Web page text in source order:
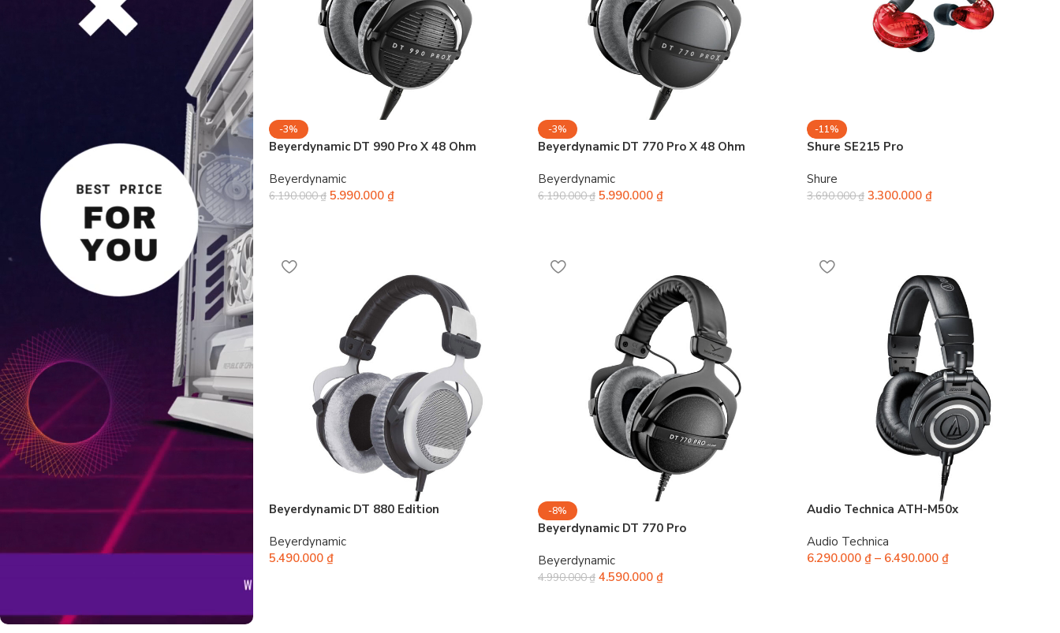
-3%
Beyerdynamic DT 990 Pro X 48 Ohm
Beyerdynamic
6.190.000₫ 5.990.000 ₫
-3%
Beyerdynamic DT 770 Pro X 48 Ohm
Beyerdynamic
6.190.000₫ 5.990.000 ₫
-11%
Shure SE215 Pro
Shure
3.690.000₫ 3.300.000 ₫
Beyerdynamic DT 880 Edition
Beyerdynamic
5.490.000 ₫
-8%
Beyerdynamic DT 770 Pro
Beyerdynamic
4.990.000₫ 4.590.000 ₫
Audio Technica ATH-M50x
Audio Technica
6.290.000 ₫ – 6.490.000 ₫